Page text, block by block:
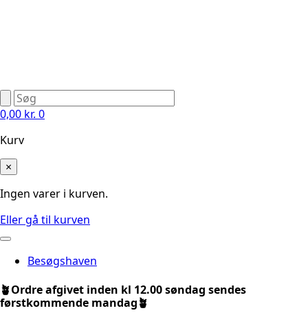
0,00 kr. 0
Kurv
×
Ingen varer i kurven.
Eller gå til kurven
Besøgshaven
🪴Ordre afgivet inden kl 12.00 søndag sendes
førstkommende mandag🪴